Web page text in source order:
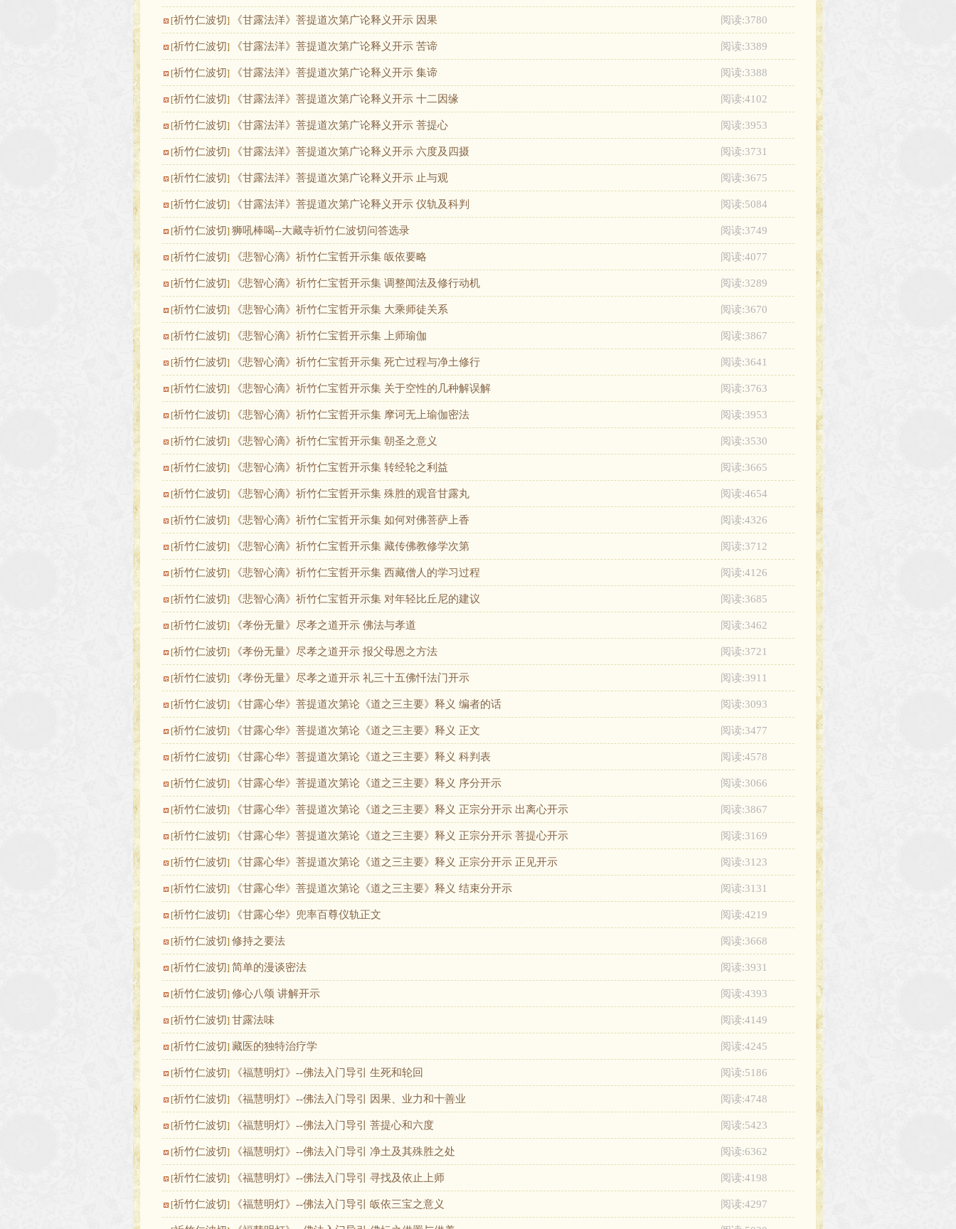
[祈竹仁波切] 《甘露法洋》菩提道次第广论释义开示 因果 阅读:3780
[祈竹仁波切] 《甘露法洋》菩提道次第广论释义开示 苦谛 阅读:3389
[祈竹仁波切] 《甘露法洋》菩提道次第广论释义开示 集谛 阅读:3388
[祈竹仁波切] 《甘露法洋》菩提道次第广论释义开示 十二因缘 阅读:4102
[祈竹仁波切] 《甘露法洋》菩提道次第广论释义开示 菩提心 阅读:3953
[祈竹仁波切] 《甘露法洋》菩提道次第广论释义开示 六度及四摄 阅读:3731
[祈竹仁波切] 《甘露法洋》菩提道次第广论释义开示 止与观 阅读:3675
[祈竹仁波切] 《甘露法洋》菩提道次第广论释义开示 仪轨及科判 阅读:5084
[祈竹仁波切] 狮吼棒喝--大藏寺祈竹仁波切问答选录 阅读:3749
[祈竹仁波切] 《悲智心滴》祈竹仁宝哲开示集 皈依要略 阅读:4077
[祈竹仁波切] 《悲智心滴》祈竹仁宝哲开示集 调整闻法及修行动机 阅读:3289
[祈竹仁波切] 《悲智心滴》祈竹仁宝哲开示集 大乘师徒关系 阅读:3670
[祈竹仁波切] 《悲智心滴》祈竹仁宝哲开示集 上师瑜伽 阅读:3867
[祈竹仁波切] 《悲智心滴》祈竹仁宝哲开示集 死亡过程与净土修行 阅读:3641
[祈竹仁波切] 《悲智心滴》祈竹仁宝哲开示集 关于空性的几种解误解 阅读:3763
[祈竹仁波切] 《悲智心滴》祈竹仁宝哲开示集 摩诃无上瑜伽密法 阅读:3953
[祈竹仁波切] 《悲智心滴》祈竹仁宝哲开示集 朝圣之意义 阅读:3530
[祈竹仁波切] 《悲智心滴》祈竹仁宝哲开示集 转经轮之利益 阅读:3665
[祈竹仁波切] 《悲智心滴》祈竹仁宝哲开示集 殊胜的观音甘露丸 阅读:4654
[祈竹仁波切] 《悲智心滴》祈竹仁宝哲开示集 如何对佛菩萨上香 阅读:4326
[祈竹仁波切] 《悲智心滴》祈竹仁宝哲开示集 藏传佛教修学次第 阅读:3712
[祈竹仁波切] 《悲智心滴》祈竹仁宝哲开示集 西藏僧人的学习过程 阅读:4126
[祈竹仁波切] 《悲智心滴》祈竹仁宝哲开示集 对年轻比丘尼的建议 阅读:3685
[祈竹仁波切] 《孝份无量》尽孝之道开示 佛法与孝道 阅读:3462
[祈竹仁波切] 《孝份无量》尽孝之道开示 报父母恩之方法 阅读:3721
[祈竹仁波切] 《孝份无量》尽孝之道开示 礼三十五佛忏法门开示 阅读:3911
[祈竹仁波切] 《甘露心华》菩提道次第论《道之三主要》释义 编者的话 阅读:3093
[祈竹仁波切] 《甘露心华》菩提道次第论《道之三主要》释义 正文 阅读:3477
[祈竹仁波切] 《甘露心华》菩提道次第论《道之三主要》释义 科判表 阅读:4578
[祈竹仁波切] 《甘露心华》菩提道次第论《道之三主要》释义 序分开示 阅读:3066
[祈竹仁波切] 《甘露心华》菩提道次第论《道之三主要》释义 正宗分开示 出离心开示 阅读:3867
[祈竹仁波切] 《甘露心华》菩提道次第论《道之三主要》释义 正宗分开示 菩提心开示 阅读:3169
[祈竹仁波切] 《甘露心华》菩提道次第论《道之三主要》释义 正宗分开示 正见开示 阅读:3123
[祈竹仁波切] 《甘露心华》菩提道次第论《道之三主要》释义 结束分开示 阅读:3131
[祈竹仁波切] 《甘露心华》兜率百尊仪轨正文 阅读:4219
[祈竹仁波切] 修持之要法 阅读:3668
[祈竹仁波切] 简单的漫谈密法 阅读:3931
[祈竹仁波切] 修心八颂 讲解开示 阅读:4393
[祈竹仁波切] 甘露法味 阅读:4149
[祈竹仁波切] 藏医的独特治疗学 阅读:4245
[祈竹仁波切] 《福慧明灯》--佛法入门导引 生死和轮回 阅读:5186
[祈竹仁波切] 《福慧明灯》--佛法入门导引 因果、业力和十善业 阅读:4748
[祈竹仁波切] 《福慧明灯》--佛法入门导引 菩提心和六度 阅读:5423
[祈竹仁波切] 《福慧明灯》--佛法入门导引 净土及其殊胜之处 阅读:6362
[祈竹仁波切] 《福慧明灯》--佛法入门导引 寻找及依止上师 阅读:4198
[祈竹仁波切] 《福慧明灯》--佛法入门导引 皈依三宝之意义 阅读:4297